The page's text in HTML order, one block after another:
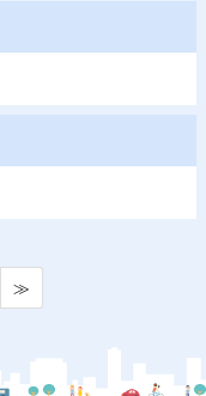
≫